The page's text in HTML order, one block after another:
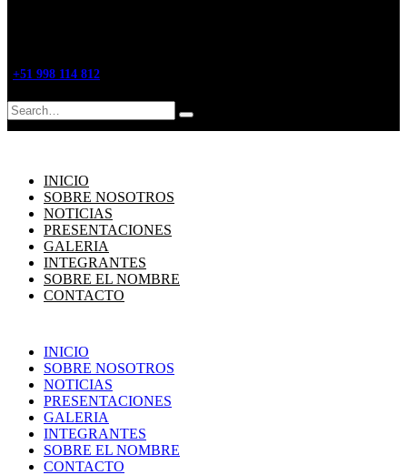
+51 998 114 812
INICIO
SOBRE NOSOTROS
NOTICIAS
PRESENTACIONES
GALERIA
INTEGRANTES
SOBRE EL NOMBRE
CONTACTO
INICIO
SOBRE NOSOTROS
NOTICIAS
PRESENTACIONES
GALERIA
INTEGRANTES
SOBRE EL NOMBRE
CONTACTO